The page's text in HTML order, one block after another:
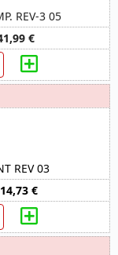
REV-3 05
€
REV 03
€